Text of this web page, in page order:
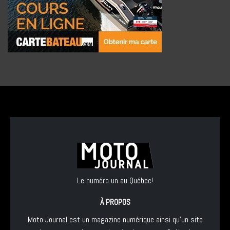
Le numéro un au Québec!
À PROPOS
Moto Journal est un magazine numérique ainsi qu'un site